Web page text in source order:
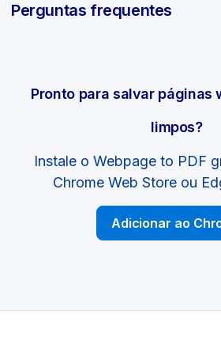
Perguntas frequentes
Pronto para salvar páginas
limpos?
Instale o Webpage to PDF
Chrome Web Store ou
Adicionar ao